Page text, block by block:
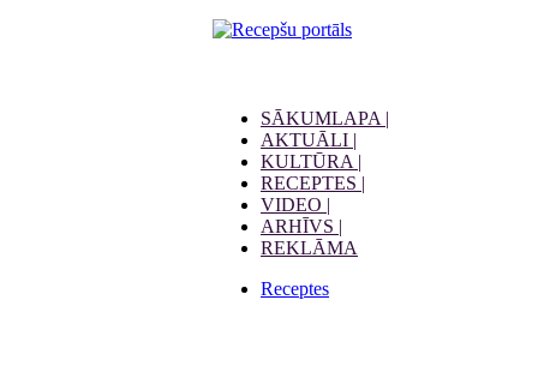
SĀKUMLAPA |
AKTUĀLI |
KULTŪRA |
RECEPTES |
VIDEO |
ARHĪVS |
REKLĀMA
Receptes